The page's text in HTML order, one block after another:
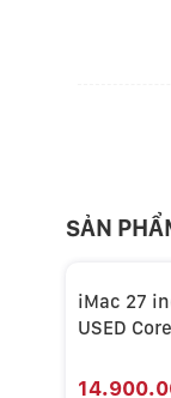
SẢN
iMac 27
USED
Radeon